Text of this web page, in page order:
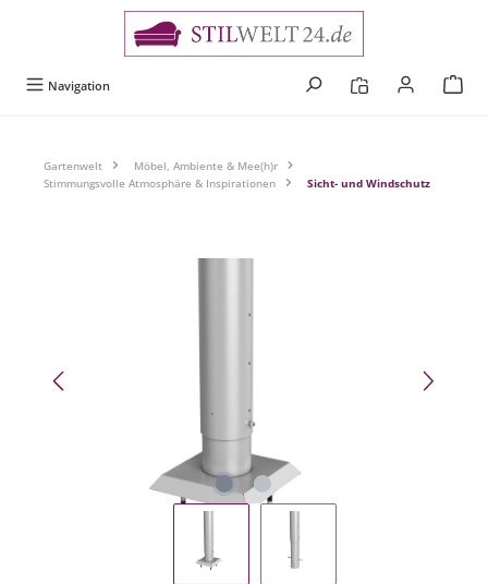
Navigation
Gartenwelt
Möbel, Ambiente & Mee(h)r
Stimmungsvolle Atmosphäre & Inspirationen
Sicht- und Windschutz